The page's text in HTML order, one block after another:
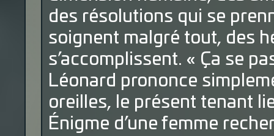
des résolutions qui se
soignent malgré tout, des
s’accomplissent. « Ça se
Léonard prononce
oreilles, le présent tenant
Énigme d’une femme